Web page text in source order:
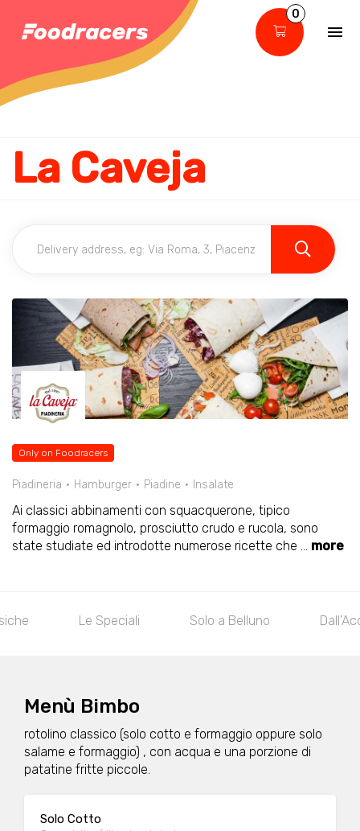
0
La Caveja
Only on Foodracers
Piadineria Hamburger Piadine Insalate
Ai classici abbinamenti con squacquerone, tipico
formaggio romagnolo, prosciutto crudo e rucola, sono
state studiate ed introdotte numerose ricette che ... more
Le Speciali Solo a Belluno
Menù Bimbo
rotolino classico (solo cotto e formaggio oppure solo
salame e formaggio) , con acqua e una porzione di
patatine fritte piccole.
Solo Cotto